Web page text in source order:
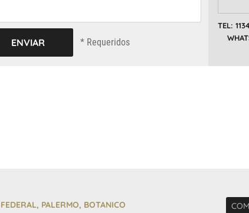
* Requeridos
TEL:
PALERMO, BOTANICO